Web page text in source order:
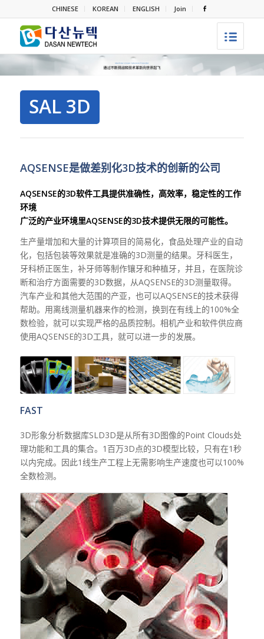
CHINESE KOREAN ENGLISH Join
SAL 3D
AQSENSE是做差别化3D技术的创新的公司
AQSENSE的3D软件工具提供准确性，高效率，稳定性的工作
环境
广泛的产业环境里AQSENSE的3D技术提供无限的可能性。
生产量增加和大量的计算项目的简易化，食品处理产业的自动
化，包括包装等效果就是准确的3D测量的结果。牙科医生，
牙科桥正医生，补牙师等制作镶牙和种植牙，并且，在医院诊
断和治疗方面需要的3D数据，从AQSENSE的3D测量取得。
汽车产业和其他大范围的产亚，也可以AQSENSE的技术获得
帮助。用离线测量机器来作的检测，换到在有线上的100%全
数检验，就可以实现严格的品质控制。相机产业和软件供应商
使用AQSENSE的3D工具，就可以进一步的发展。
FAST
3D形象分析数据库SLD3D是从所有3D图像的Point Clouds处
理功能和工具的集合。1百万3D点的3D模型比较，只有在1秒
以内完成。因此1线生产工程上无需影响生产速度也可以100%
全数检测。